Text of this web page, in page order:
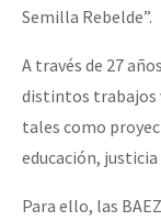
Semilla Rebelde”.
A través de 27
distintos trabajos
tales como
educación,
Para ello, las